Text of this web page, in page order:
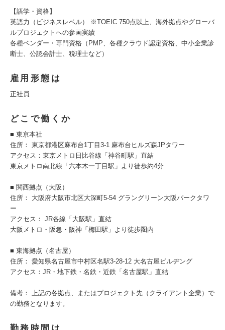
【語学・資格】
英語力（ビジネスレベル） ※TOEIC 750点以上、海外拠点やグローバ
ルプロジェクトへの参画実績
各種ベンダー・専門資格（PMP、各種クラウド認定資格、中小企業診
断士、公認会計士、税理士など）
雇用形態は
正社員
どこで働くか
■ 東京本社
住所： 東京都港区麻布台1丁目3-1 麻布台ヒルズ森JPタワー
アクセス：東京メトロ日比谷線「神谷町駅」直結
東京メトロ南北線「六本木一丁目駅」より徒歩約4分
■ 関西拠点（大阪）
住所： 大阪府大阪市北区大深町5-54 グラングリーン大阪パークタワ
ー
アクセス： JR各線「大阪駅」直結
大阪メトロ・阪急・阪神「梅田駅」より徒歩圏内
■ 東海拠点（名古屋）
住所： 愛知県名古屋市中村区名駅3-28-12 大名古屋ビルヂング
アクセス：JR・地下鉄・名鉄・近鉄「名古屋駅」直結
備考： 上記の各拠点、またはプロジェクト先（クライアント企業）で
の勤務となります。